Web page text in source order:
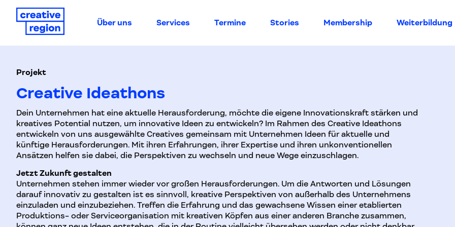
Über uns Services Termine Stories Membership Weiterbildung
Projekt
Creative Ideathons
Dein Unternehmen hat eine aktuelle Herausforderung, möchte die eigene Innovationskraft stärken und
kreatives Potential nutzen, um innovative Ideen zu entwickeln? Im Rahmen des Creative Ideathons
entwickeln von uns ausgewählte Creatives gemeinsam mit Unternehmen Ideen für aktuelle und
künftige Herausforderungen. Mit ihren Erfahrungen, ihrer Expertise und ihren unkonventionellen
Ansätzen helfen sie dabei, die Perspektiven zu wechseln und neue Wege einzuschlagen.
Jetzt Zukunft gestalten
Unternehmen stehen immer wieder vor großen Herausforderungen. Um die Antworten und Lösungen
darauf innovativ zu gestalten ist es sinnvoll, kreative Perspektiven von außerhalb des Unternehmens
einzuladen und einzubeziehen. Treffen die Erfahrung und das gewachsene Wissen einer etablierten
Produktions- oder Serviceorganisation mit kreativen Köpfen aus einer anderen Branche zusammen,